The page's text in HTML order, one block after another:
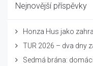
Nejnovější příspěvky
Honza Hus jako
TUR 2026 – dva dny
Sedmá brána: